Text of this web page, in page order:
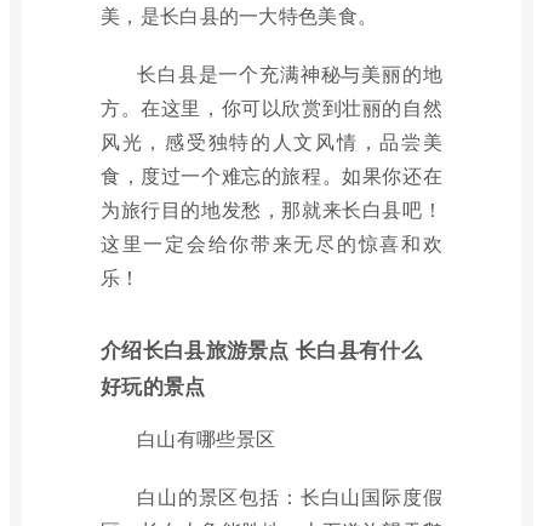
美，是长白县的一大特色美食。
长白县是一个充满神秘与美丽的地
方。在这里，你可以欣赏到壮丽的自然
风光，感受独特的人文风情，品尝美
食，度过一个难忘的旅程。如果你还在
为旅行目的地发愁，那就来长白县吧！
这里一定会给你带来无尽的惊喜和欢
乐！
介绍长白县旅游景点 长白县有什么
好玩的景点
白山有哪些景区
白山的景区包括：长白山国际度假